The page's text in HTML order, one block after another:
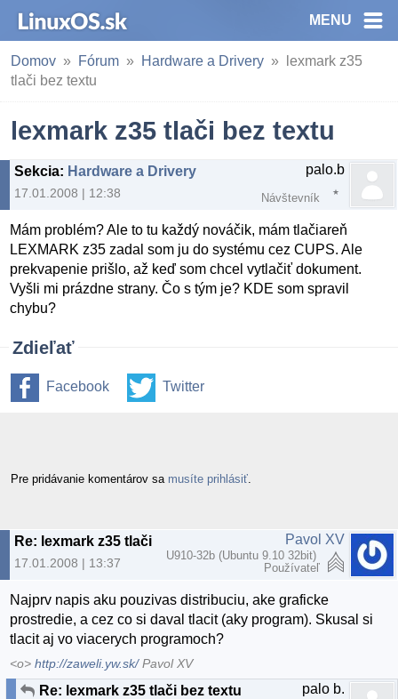
MENU
Domov Fórum Hardware a Drivery
lexmark z35
tlači bez textu
lexmark z35 tlači bez textu
Sekcia: Hardware a Drivery
17.01.2008 | 12:38
palo.b
Návštevník
Mám problém? Ale to tu každý nováčik, mám tlačiareň
LEXMARK z35 zadal som ju do systému cez CUPS. Ale
prekvapenie prišlo, až keď som chcel vytlačiť dokument.
Vyšli mi prázdne strany. Čo s tým je? KDE som spravil
chybu?
Zdieľať
Facebook Twitter
Pre pridávanie komentárov sa musíte prihlásiť
Re: lexmark z35 tlači bez textu
17.01.2008 | 13:37
Pavol XV
U910-32b (Ubuntu 9.10 32bit)
Používateľ
Najprv napis aku pouzivas distribuciu, ake graficke
prostredie, a cez co si daval tlacit (aky program). Skusal si
tlacit aj vo viacerych programoch?
<o>http://zaweli.yw.sk/Pavol XV
Re: lexmark z35 tlači bez textu palo b.